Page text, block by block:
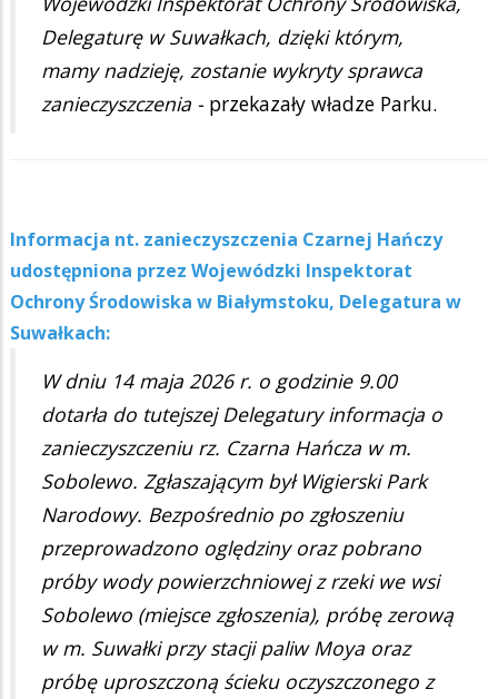
Delegaturę w Suwałkach, dzięki którym,
mamy nadzieję, zostanie wykryty sprawca
zanieczyszczenia - przekazały władze Parku.
Informacja nt. zanieczyszczenia Czarnej Hańczy
udostępniona przez Wojewódzki Inspektorat
Ochrony Środowiska w Białymstoku, Delegatura w
Suwałkach:
W dniu 14 maja 2026 r. o godzinie 9.00
dotarła do tutejszej Delegatury informacja o
zanieczyszczeniu rz. Czarna Hańcza w m.
Sobolewo. Zgłaszającym był Wigierski Park
Narodowy. Bezpośrednio po zgłoszeniu
przeprowadzono oględziny oraz pobrano
próby wody powierzchniowej z rzeki we wsi
Sobolewo (miejsce zgłoszenia), próbę zerową
w m. Suwałki przy stacji paliw Moya oraz
próbę uproszczoną ścieku oczyszczonego z